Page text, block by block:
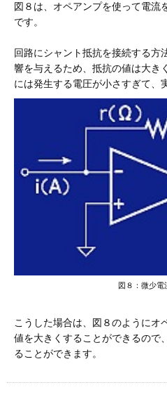
図８は、オペアンプを使って電流
です。
回路にシャント抵抗を接続する方
響を与えるため、抵抗の値は大き
には発生する電圧が小さすぎて、
図８：微少電
こうした場合は、図８のようにオ
値を大きくすることができるので
ることができます。